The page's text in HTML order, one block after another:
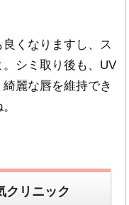
くなりますし、ス
シミ取り後も、UV
麗な唇を維持でき
クリニック